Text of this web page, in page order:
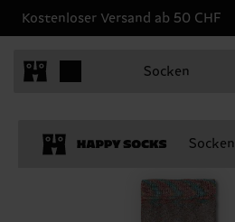
Kostenloser Versand ab 50 CHF
Socken
Socken